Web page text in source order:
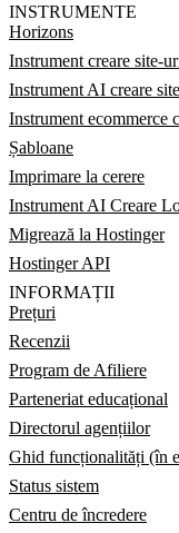
INSTRUMENTE
Horizons
Instrument creare site-
Instrument AI creare
Instrument ecommerce
Șabloane
Imprimare la cerere
Instrument AI Creare
Migrează la Hostinger
Hostinger API
INFORMAȚII
Prețuri
Recenzii
Program de Afiliere
Parteneriat educațional
Directorul agențiilor
Ghid funcționalități (în
Status sistem
Centru de încredere